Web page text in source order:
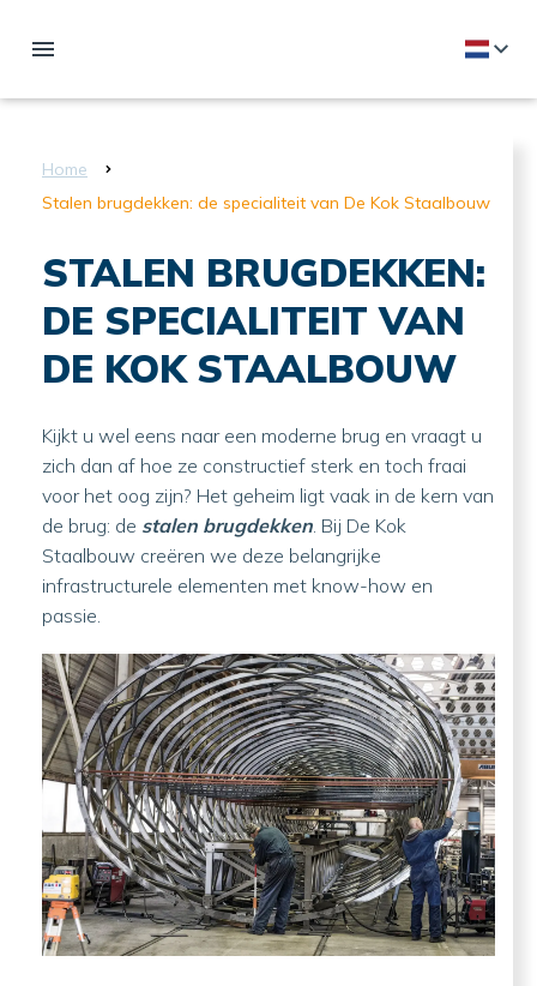
Home
Stalen brugdekken: de specialiteit van De Kok Staalbouw
STALEN BRUGDEKKEN:
DE SPECIALITEIT VAN
DE KOK STAALBOUW
Kijkt u wel eens naar een moderne brug en vraagt u
zich dan af hoe ze constructief sterk en toch fraai
voor het oog zijn? Het geheim ligt vaak in de kern van
de brug: de stalen brugdekken. Bij De Kok
Staalbouw creëren we deze belangrijke
infrastructurele elementen met know-how en
passie.